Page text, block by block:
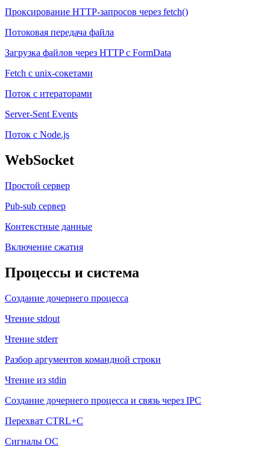
Проксирование HTTP-запросов через fetch()
Потоковая передача файла
Загрузка файлов через HTTP с FormData
Fetch с unix-сокетами
Поток с итераторами
Server-Sent Events
Поток с Node.js
WebSocket
Простой сервер
Pub-sub сервер
Контекстные данные
Включение сжатия
Процессы и система
Создание дочернего процесса
Чтение stdout
Чтение stderr
Разбор аргументов командной строки
Чтение из stdin
Создание дочернего процесса и связь через IPC
Перехват CTRL+C
Сигналы ОС